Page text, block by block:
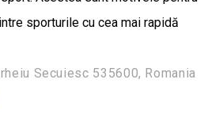
sporturile cu cea mai rapidă
Secuiesc 535600, Romania